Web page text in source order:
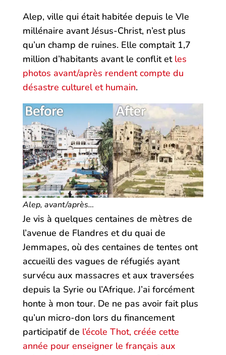
Alep, ville qui était habitée depuis le VIe
millénaire avant Jésus-Christ, n’est plus
qu’un champ de ruines. Elle comptait 1,7
million d’habitants avant le conflit et les
photos avant/après rendent compte du
désastre culturel et humain.
Alep, avant/après…
Je vis à quelques centaines de mètres de
l’avenue de Flandres et du quai de
Jemmapes, où des centaines de tentes ont
accueilli des vagues de réfugiés ayant
survécu aux massacres et aux traversées
depuis la Syrie ou l’Afrique. J’ai forcément
honte à mon tour. De ne pas avoir fait plus
qu’un micro-don lors du financement
participatif de l’école Thot, créée cette
année pour enseigner le français aux